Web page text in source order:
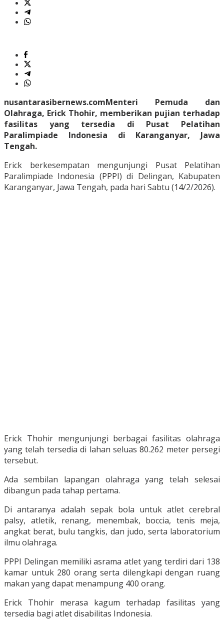
nusantarasibernews.comMenteri Pemuda dan
Olahraga, Erick Thohir, memberikan pujian terhadap
fasilitas yang tersedia di Pusat Pelatihan
Paralimpiade Indonesia di Karanganyar, Jawa
Tengah.
Erick berkesempatan mengunjungi Pusat Pelatihan
Paralimpiade Indonesia (PPPI) di Delingan, Kabupaten
Karanganyar, Jawa Tengah, pada hari Sabtu (14/2/2026).
Erick Thohir mengunjungi berbagai fasilitas olahraga
yang telah tersedia di lahan seluas 80.262 meter persegi
tersebut.
Ada sembilan lapangan olahraga yang telah selesai
dibangun pada tahap pertama.
Di antaranya adalah sepak bola untuk atlet cerebral
palsy, atletik, renang, menembak, boccia, tenis meja,
angkat berat, bulu tangkis, dan judo, serta laboratorium
ilmu olahraga.
PPPI Delingan memiliki asrama atlet yang terdiri dari 138
kamar untuk 280 orang serta dilengkapi dengan ruang
makan yang dapat menampung 400 orang.
Erick Thohir merasa kagum terhadap fasilitas yang
tersedia bagi atlet disabilitas Indonesia.